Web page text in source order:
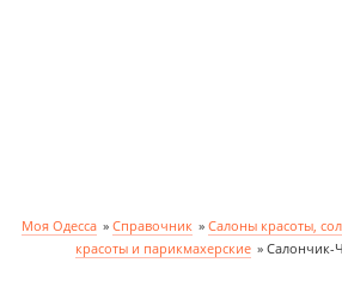
Моя Одесса » Справочник » Салоны красоты,
красоты и парикмахерские » Салончик-